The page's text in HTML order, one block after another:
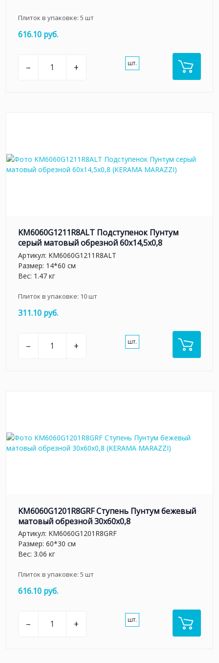
Плиток в упаковке: 5 шт
616.10 руб.
– + шт.
KM6060G1211R8ALT Подступенок Пунтум
серый матовый обрезной 60x14,5x0,8
Артикул: KM6060G1211R8ALT
Размер: 14*60 см
Вес: 1.47 кг
Плиток в упаковке: 10шт
311.10 руб.
– + шт.
KM6060G1201R8GRF Ступень Пунтум бежевый
матовый обрезной 30x60x0,8
Артикул: KM6060G1201R8GRF
Размер: 60*30 см
Вес: 3.06 кг
Плиток в упаковке: 5 шт
616.10 руб.
– + шт.